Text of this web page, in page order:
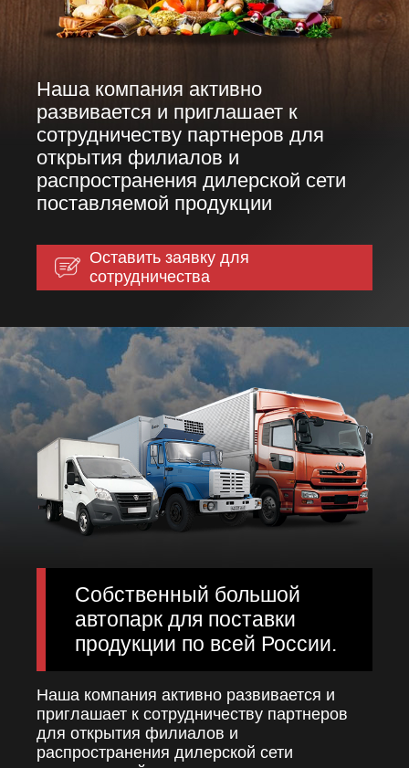
Наша компания активно
развивается и приглашает к
сотрудничеству партнеров для
открытия филиалов и
распространения дилерской сети
поставляемой продукции
Оставить заявку для
сотрудничества
Собственный большой
автопарк для поставки
продукции по всей России.
Наша компания активно развивается и
приглашает к сотрудничеству партнеров
для открытия филиалов и
распространения дилерской сети